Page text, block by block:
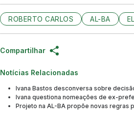
ROBERTO CARLOS AL-BA
Compartilhar
Notícias Relacionadas
Ivana Bastos desconversa sobre
Ivana questiona nomeações de ex-
Projeto na AL-BA propõe novas regras